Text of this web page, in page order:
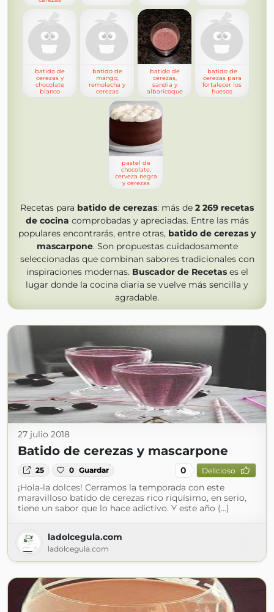
batido de
cerezas y
chocolate
blanco
batido de
mango,
remolacha y
cerezas
batido de
cerezas,
sandia y
albaricoque
batido de
cerezas para
fortalecer los
huesos
pastel de
chocolate,
cerveza negra
y cerezas
Recetas para batido de cerezas: más de 2 269 recetas
de cocina comprobadas y apreciadas. Entre las más
populares encontrarás, entre otras, batido de cerezas y
mascarpone. Son propuestas cuidadosamente
seleccionadas que combinan sabores tradicionales con
inspiraciones modernas. Buscador de Recetases el
lugar donde la cocina diaria se vuelve más sencilla y
agradable.
27 julio 2018
Batido de cerezas y mascarpone
25 0 Guardar 0 Delicioso
¡Hola-la dolces! Cerramos la temporada con este
maravilloso batido de cerezas rico riquísimo, en serio,
tiene un sabor que lo hace adictivo. Y este año (...)
ladolcegula.com
ladolcegula.com